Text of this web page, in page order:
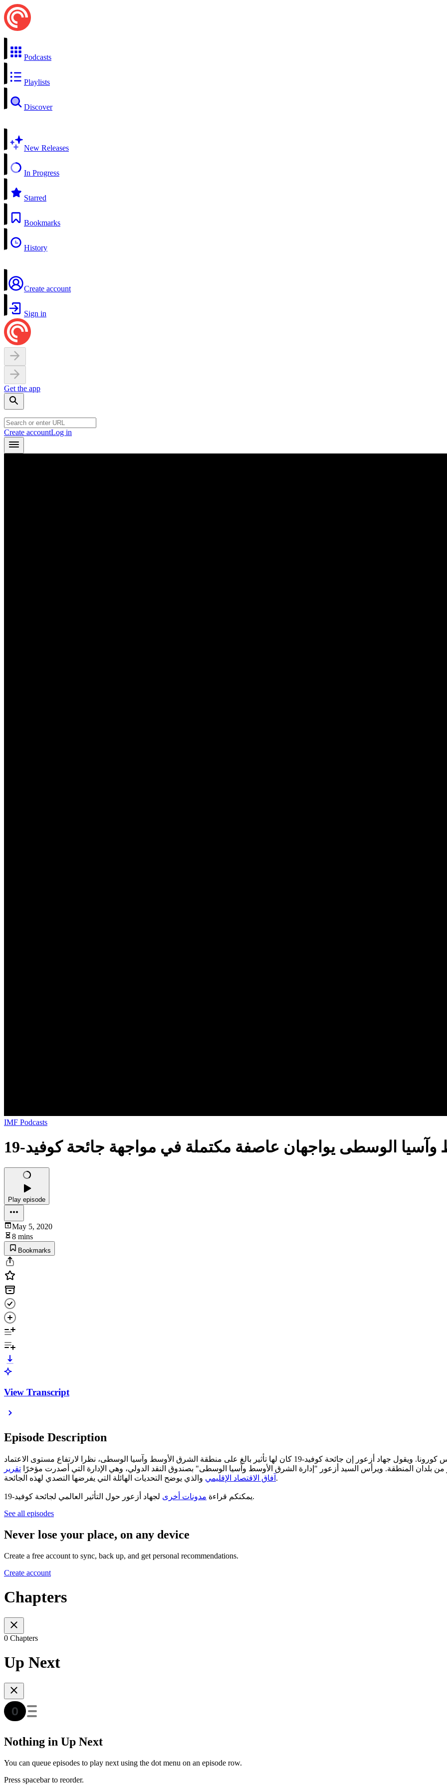
Podcasts
Playlists
Discover
New Releases
In Progress
Starred
Bookmarks
History
Create account
Sign in
Get the app
Create accountLog in
IMF Podcasts
وآسيا الوسطى يواجهان عاصفة مكتملة في مواجهة جائحة كوفيد-19
Play episode
May 5, 2020
8 mins
Bookmarks
View Transcript
Episode Description
لم تسلم أي منطقة من الآثار الاقتصادية الناجمة عن جائحة فيروس كورونا. ويقول جهاد أزعور إن جائحة كوفيد-19 كان لها تأثير بالغ على منطقة الشرق الأوسط وآسيا الوسطى، نظرا لارتفاع مستوى الاعتماد
بلدان المنطقة. ويرأس السيد أزعور "إدارة الشرق الأوسط وآسيا الوسطى" بصندوق النقد الدولي، وهي الإدارة التي أصدرت مؤخرًا تقرير
آفاق الاقتصاد الإقليمي والذي يوضح التحديات الهائلة التي يفرضها التصدي لهذه الجائحة.
يمكنكم قراءة مدونات أخرى
لجهاد أزعور حول التأثير العالمي لجائحة كوفيد-19.
See all episodes
Never lose your place, on any device
Create a free account to sync, back up, and get personal recommendations.
Create account
Chapters
0 Chapters
Up Next
Nothing in Up Next
You can queue episodes to play next using the dot menu on an episode row.
Press spacebar to reorder.